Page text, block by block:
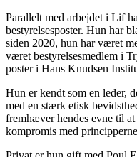
Parallelt med arbejdet i Lif
bestyrelsesposter. Hun har
siden 2020, hun har været
været bestyrelsesmedlem i
poster i Hans Knudsen
Hun er kendt som en leder,
med en stærk etisk
fremhæver hendes evne til
kompromis med